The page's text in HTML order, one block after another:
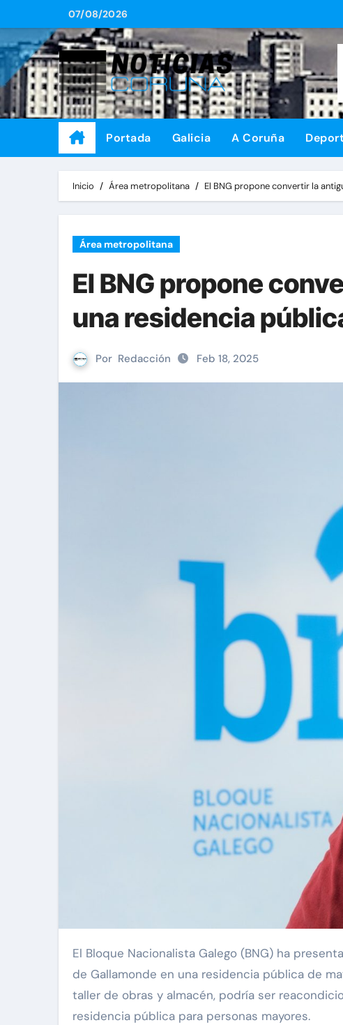
al
contenido
07/08/2026
Portada Galicia A Coruña
Inicio Área metropolitana El BNG propone convertir la
Área metropolitana
El BNG propone
una residencia
Por Redacción Feb 18, 2025
El Bloque Nacionalista Galego (BNG) ha presentado una propuesta en el Pleno del Ayuntamiento de Miño para transformar la antigua escuela
de Gallamonde en una residencia pública de
taller de obras y almacén, podría ser
residencia pública para personas mayores.